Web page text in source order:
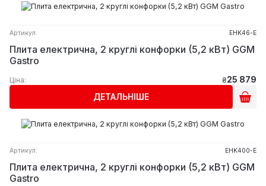
Артикул: EHK46-E
Плита електрична, 2 круглі конфорки (5,2 кВт) GGM
Gastro
Ціна: ₴25 879
ДЕТАЛЬНІШЕ
Артикул: EHK400-E
Плита електрична, 2 круглі конфорки (5,2 кВт) GGM
Gastro